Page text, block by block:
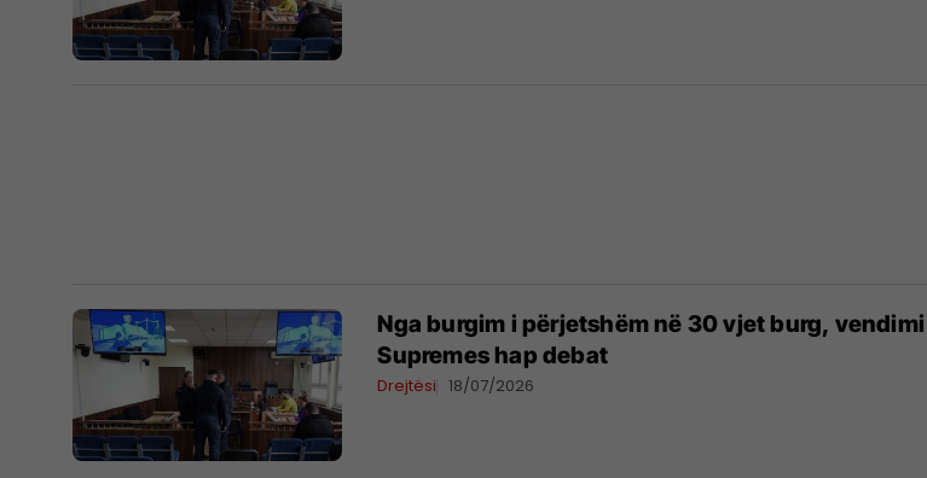
Nga burgim i përjetshëm në 30 vjet burg, vendimi
Supremes hap debat
Drejtësi 18/07/2026